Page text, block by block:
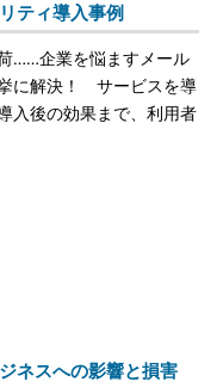
ティ導入事例
……企業を悩ますメール
に解決！ サービスを導
入後の効果まで、利用者
ネスへの影響と損害